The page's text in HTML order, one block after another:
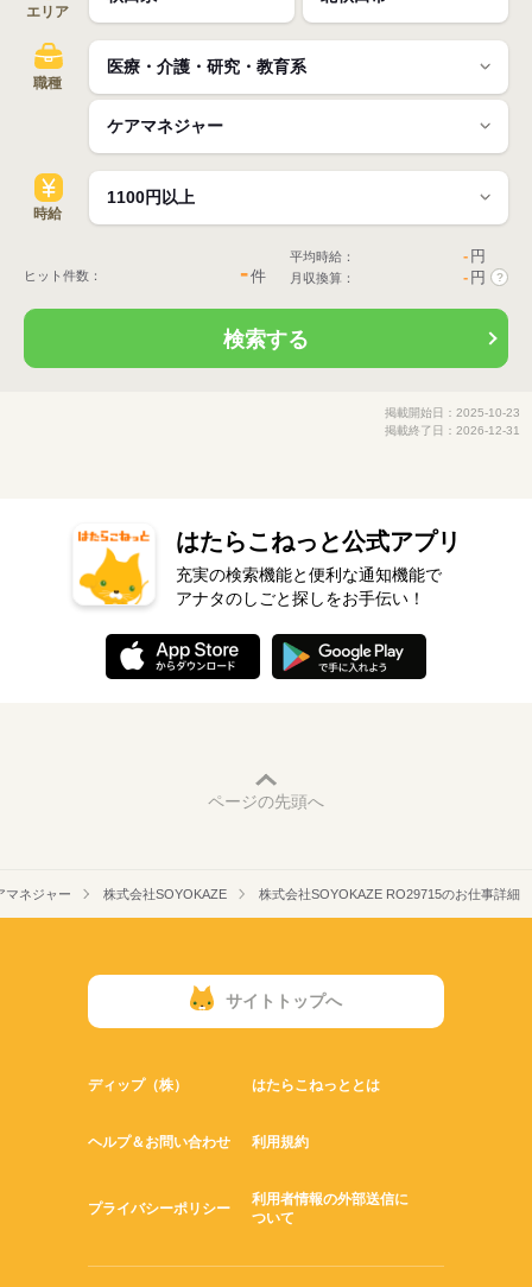
エリア
職種
時給
ヒット件数： -件
平均時給： - 円
月収換算： - 円 ?
検索する
掲載開始日：2025-10-23
掲載終了日：2026-12-31
はたらこねっと公式アプリ
充実の検索機能と便利な通知機能で
アナタのしごと探しをお手伝い！
ページの先頭へ
マネジャー 株式会社SOYOKAZE 株式会社SOYOKAZE RO29715のお仕事詳細
サイトトップへ
ディップ（株） はたらこねっととは
ヘルプ＆お問い合わせ 利用規約
プライバシーポリシー
利用者情報の外部送信に
ついて